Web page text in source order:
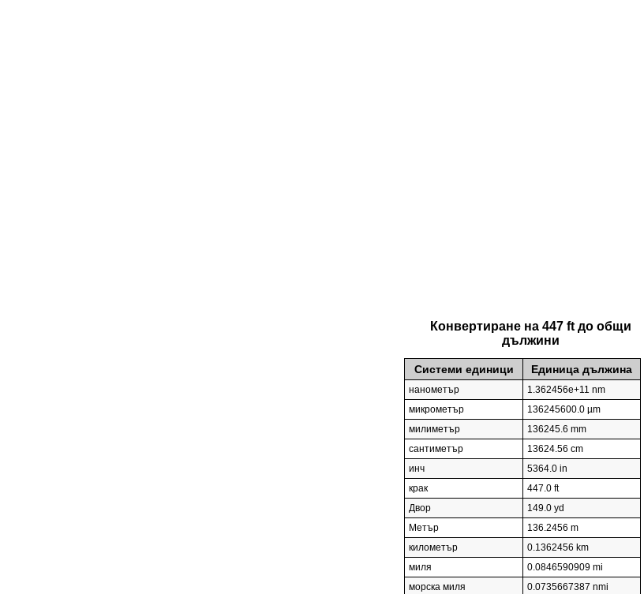
Конвертиране на 447 ft до общи
дължини
Системи единици Единица дължина
нанометър
1.362456e+11 nm
микрометър
136245600.0 µm
милиметър
136245.6 mm
сантиметър
13624.56 cm
инч
5364.0 in
крак
447.0 ft
Двор
149.0 yd
Метър
136.2456 m
километър
0.1362456 km
миля
0.0846590909 mi
морска миля
0.0735667387 nmi